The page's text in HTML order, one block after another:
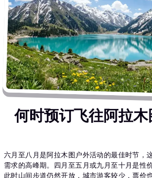
何时预订飞往阿拉
六月至八月是阿拉木图户外活动的最佳时节，
需求的高峰期。四月至五月或九月至十月是性
此时山间步道仍然开放，城市游客较少，票价